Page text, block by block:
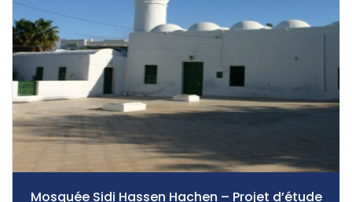
Mosquée Sidi Hassen Hachen – Projet d’étude